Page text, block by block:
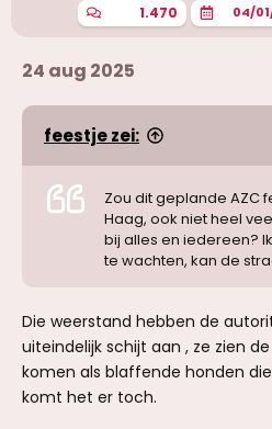
1.470 04/
24 aug 2025
feestje zei:
Zou dit geplande AZC
Haag, ook niet heel
bij alles en iedereen?
te wachten, kan de
Die weerstand hebben de
uiteindelijk schijt aan , ze zien
komen als blaffende honden
komt het er toch.